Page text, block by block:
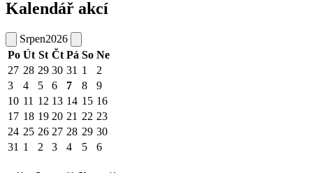
Kalendář akcí
Srpen2026
Po Út St Čt Pá So Ne
27 28 29 30 31 1
2
3
4 5 6 7 8
9
10 11 12 13 14 15 16
17 18 19 20 21 22 23
24 25 26 27 28 29 30
31 1 2 3 4 5 6